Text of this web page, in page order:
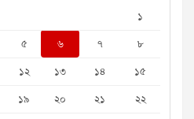
১
৫ ৬ ৭
৮
১২ ১৩ ১৪
১৫
১৯ ২০ ২১
২২